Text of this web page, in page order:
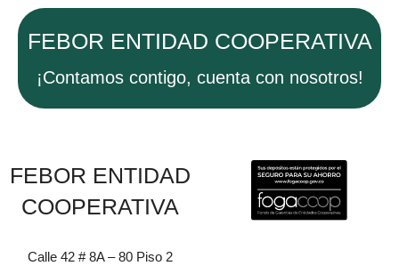
FEBOR ENTIDAD COOPERATIVA
¡Contamos contigo, cuenta con nosotros!
FEBOR ENTIDAD
COOPERATIVA
Calle 42 # 8A – 80 Piso 2